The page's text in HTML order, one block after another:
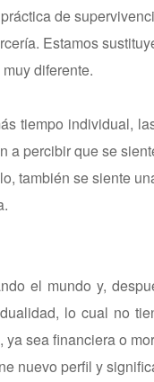
de
Estamos
diferente.
tiempo individual,
a percibir que se
también se siente
el mundo y,
lo cual no
sea financiera o
nuevo perfil y